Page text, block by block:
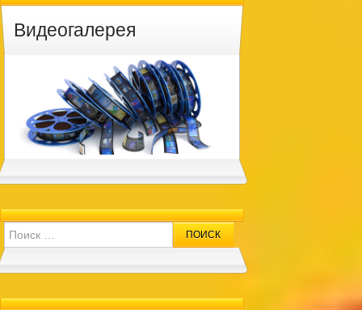
Видеогалерея
Search for: